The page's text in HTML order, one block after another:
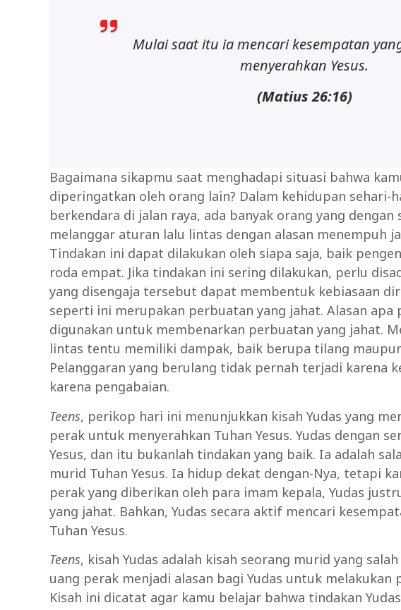
Mulai saat itu ia mencari kesempatan
menyerahkan Yesus.
(Matius 26:16)
Bagaimana sikapmu saat menghadapi situasi bahwa
diperingatkan oleh orang lain? Dalam kehidupan sehari-
berkendara di jalan raya, ada banyak orang yang dengan
melanggar aturan lalu lintas dengan alasan menempuh
Tindakan ini dapat dilakukan oleh siapa saja, baik
roda empat. Jika tindakan ini sering dilakukan, perlu
yang disengaja tersebut dapat membentuk kebiasaan
seperti ini merupakan perbuatan yang jahat. Alasan apa
digunakan untuk membenarkan perbuatan yang jahat.
lintas tentu memiliki dampak, baik berupa tilang
Pelanggaran yang berulang tidak pernah terjadi karena
karena pengabaian.
Teens, perikop hari ini menunjukkan kisah Yudas yang
perak untuk menyerahkan Tuhan Yesus. Yudas dengan
Yesus, dan itu bukanlah tindakan yang baik. Ia adalah
murid Tuhan Yesus. Ia hidup dekat dengan-Nya, tetapi
perak yang diberikan oleh para imam kepala, Yudas
yang jahat. Bahkan, Yudas secara aktif mencari
Tuhan Yesus.
Teens, kisah Yudas adalah kisah seorang murid yang
uang perak menjadi alasan bagi Yudas untuk melakukan
Kisah ini dicatat agar kamu belajar bahwa tindakan